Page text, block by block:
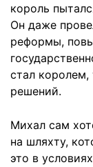
король
Он даже
реформы,
стал королем,
решений.
Михал сам
на шляхту,
это в